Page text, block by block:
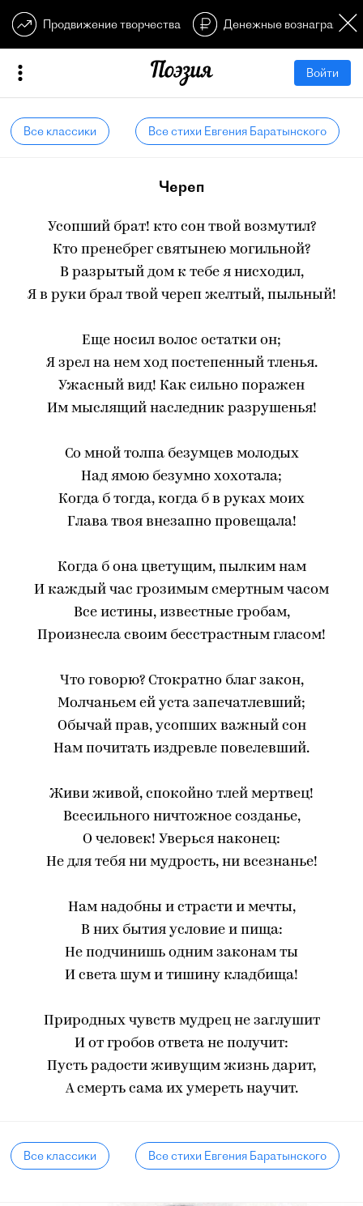
Продвижение творчества Денежные
Войти
Все классики Все стихи Евгения Баратынского
Череп
Усопший брат! кто сон твой возмутил?
Кто пренебрег святынею могильной?
В разрытый дом к тебе я нисходил,
Я в руки брал твой череп желтый, пыльный!
Еще носил волос остатки он;
Я зрел на нем ход постепенный тленья.
Ужасный вид! Как сильно поражен
Им мыслящий наследник разрушенья!
Со мной толпа безумцев молодых
Над ямою безумно хохотала;
Когда б тогда, когда б в руках моих
Глава твоя внезапно провещала!
Когда б она цветущим, пылким нам
И каждый час грозимым смертным часом
Все истины, известные гробам,
Произнесла своим бесстрастным гласом!
Что говорю? Стократно благ закон,
Молчаньем ей уста запечатлевший;
Обычай прав, усопших важный сон
Нам почитать издревле повелевший.
Живи живой, спокойно тлей мертвец!
Всесильного ничтожное созданье,
О человек! Уверься наконец:
Не для тебя ни мудрость, ни всезнанье!
Нам надобны и страсти и мечты,
В них бытия условие и пища:
Не подчинишь одним законам ты
И света шум и тишину кладбища!
Природных чувств мудрец не заглушит
И от гробов ответа не получит:
Пусть радости живущим жизнь дарит,
А смерть сама их умереть научит.
Все классики Все стихи Евгения Баратынского